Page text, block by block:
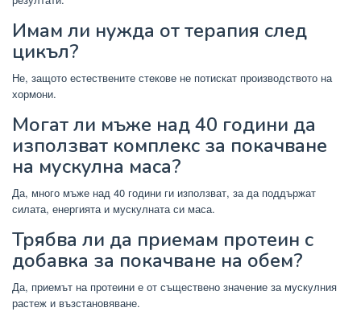
Имам ли нужда от терапия след
цикъл?
Не, защото естествените стекове не потискат производството на
хормони.
Могат ли мъже над 40 години да
използват комплекс за покачване
на мускулна маса?
Да, много мъже над 40 години ги използват, за да поддържат
силата, енергията и мускулната си маса.
Трябва ли да приемам протеин с
добавка за покачване на обем?
Да, приемът на протеини е от съществено значение за мускулния
растеж и възстановяване.